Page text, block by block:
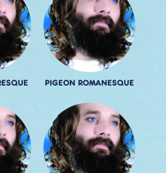
PIGEON ROMANESQUE